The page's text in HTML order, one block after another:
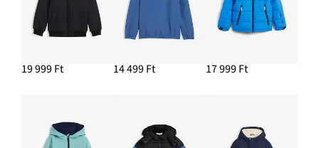
19 999 Ft 14 499 Ft 17 999 Ft